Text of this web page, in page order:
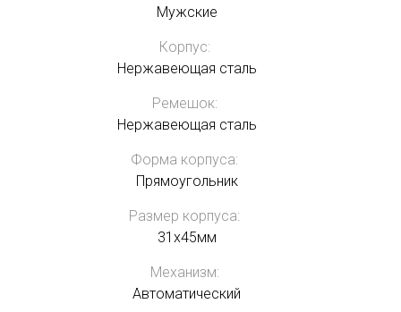
Мужские
Корпус:
Нержавеющая сталь
Ремешок:
Нержавеющая сталь
Форма корпуса:
Прямоугольник
Размер корпуса:
31х45мм
Механизм:
Автоматический